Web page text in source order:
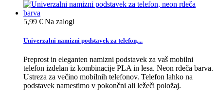
5,99 € Na zalogi
Univerzalni namizni podstavek za telefon,...
Preprost in eleganten namizni podstavek za vaš mobilni
telefon izdelan iz kombinacije PLA in lesa. Neon rdeča barva.
Ustreza za večino mobilnih telefonov. Telefon lahko na
podstavek namestimo v pokončni ali ležeči položaj.